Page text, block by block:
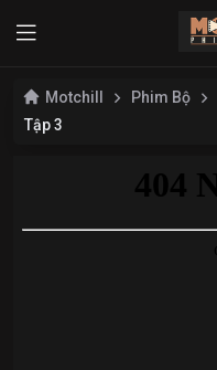
Motchill Phim Bộ
Tập 3